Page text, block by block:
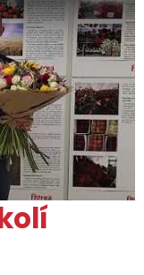
květiny z Florea